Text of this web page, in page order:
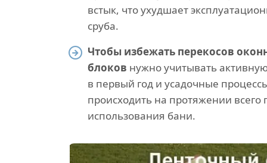
встык, что ухудшает
сруба.
Чтобы избежать перекосов
блоков нужно учитывать
в первый год и усадочные
происходить на протяжении всего
использования бани.